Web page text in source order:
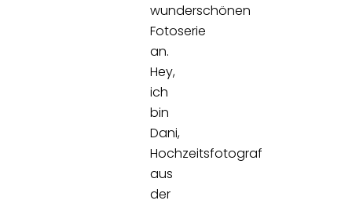
wunderschönen
Fotoserie
an.
Hey,
ich
bin
Dani,
Hochzeitsfotograf
aus
der